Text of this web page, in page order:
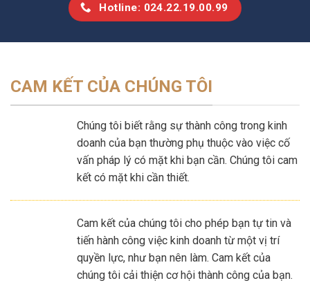
Hotline: 024.22.19.00.99
CAM KẾT CỦA CHÚNG TÔI
Chúng tôi biết rằng sự thành công trong kinh
doanh của bạn thường phụ thuộc vào việc cố
vấn pháp lý có mặt khi bạn cần. Chúng tôi cam
kết có mặt khi cần thiết.
Cam kết của chúng tôi cho phép bạn tự tin và
tiến hành công việc kinh doanh từ một vị trí
quyền lực, như bạn nên làm. Cam kết của
chúng tôi cải thiện cơ hội thành công của bạn.